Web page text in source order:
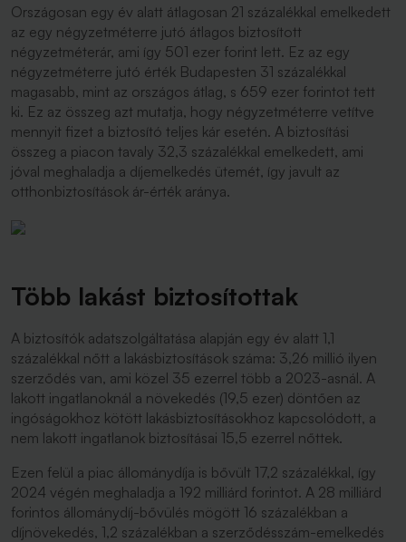
Országosan egy év alatt átlagosan 21 százalékkal emelkedett
az egy négyzetméterre jutó átlagos biztosított
négyzetméterár, ami így 501 ezer forint lett. Ez az egy
négyzetméterre jutó érték Budapesten 31 százalékkal
magasabb, mint az országos átlag, s 659 ezer forintot tett
ki. Ez az összeg azt mutatja, hogy négyzetméterre vetítve
mennyit fizet a biztosító teljes kár esetén. A biztosítási
összeg a piacon tavaly 32,3 százalékkal emelkedett, ami
jóval meghaladja a díjemelkedés ütemét, így javult az
otthonbiztosítások ár-érték aránya.
Több lakást biztosítottak
A biztosítók adatszolgáltatása alapján egy év alatt 1,1
százalékkal nőtt a lakásbiztosítások száma: 3,26 millió ilyen
szerződés van, ami közel 35 ezerrel több a 2023-asnál. A
lakott ingatlanoknál a növekedés (19,5 ezer) döntően az
ingóságokhoz kötött lakásbiztosításokhoz kapcsolódott, a
nem lakott ingatlanok biztosításai 15,5 ezerrel nőttek.
Ezen felül a piac állománydíja is bővült 17,2 százalékkal, így
2024 végén meghaladja a 192 milliárd forintot. A 28 milliárd
forintos állománydíj-bővülés mögött 16 százalékban a
díjnövekedés, 1,2 százalékban a szerződésszám-emelkedés